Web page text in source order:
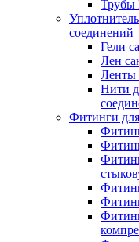
соединений
Гели
Лен
Ленты
Нити
Фитинги